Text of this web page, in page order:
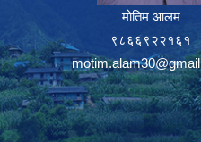
मोतिम आलम
९८६६९२२१६१